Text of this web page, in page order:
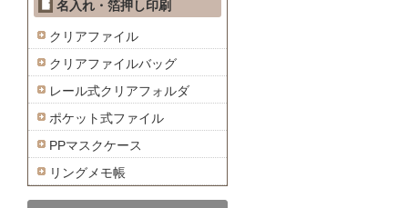
名入れ・箔押し印刷
クリアファイル
クリアファイルバッグ
レール式クリアフォルダ
ポケット式ファイル
PPマスクケース
リングメモ帳